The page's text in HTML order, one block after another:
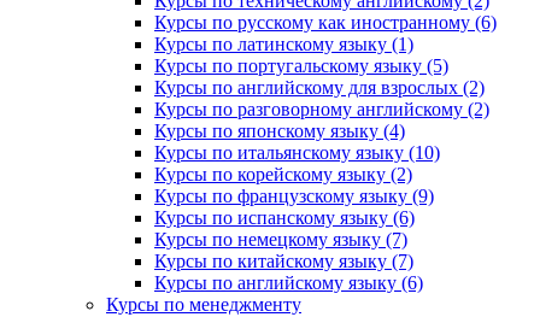
Курсы по русскому как иностранному (6)
Курсы по латинскому языку (1)
Курсы по португальскому языку (5)
Курсы по английскому для взрослых (2)
Курсы по разговорному английскому (2)
Курсы по японскому языку (4)
Курсы по итальянскому языку (10)
Курсы по корейскому языку (2)
Курсы по французскому языку (9)
Курсы по испанскому языку (6)
Курсы по немецкому языку (7)
Курсы по китайскому языку (7)
Курсы по английскому языку (6)
Курсы по менеджменту